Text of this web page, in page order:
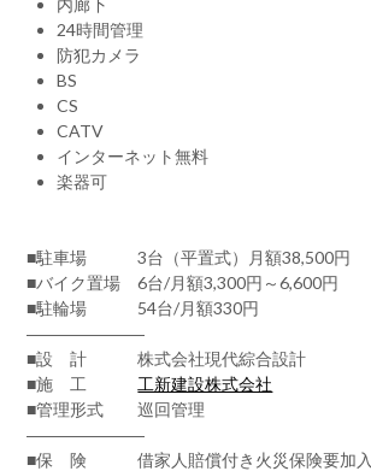
内廊下
24時間管理
防犯カメラ
BS
CS
CATV
インターネット無料
楽器可
■駐車場 3台（平置式）月額38,500円
■バイク置場 6台/月額3,300円～6,600円
■駐輪場 54台/月額330円
―――――――
■設 計 株式会社現代綜合設計
■施 工 工新建設株式会社
■管理形式 巡回管理
―――――――
■保 険 借家人賠償付き火災保険要加入